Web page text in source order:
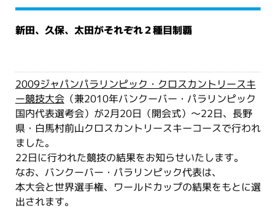
新田、久保、太田がそれぞれ２種目制覇
2009ジャパンパラリンピック・クロスカントリースキ
ー競技大会（兼2010年バンクーバー・パラリンピック
国内代表選考会）が2月20日（開会式）～22日、長野
県・白馬村前山クロスカントリースキーコースで行われ
ました。
22日に行われた競技の結果をお知らせいたします。
なお、バンクーバー・パラリンピック代表は、
本大会と世界選手権、ワールドカップの結果をもとに選
出されます。